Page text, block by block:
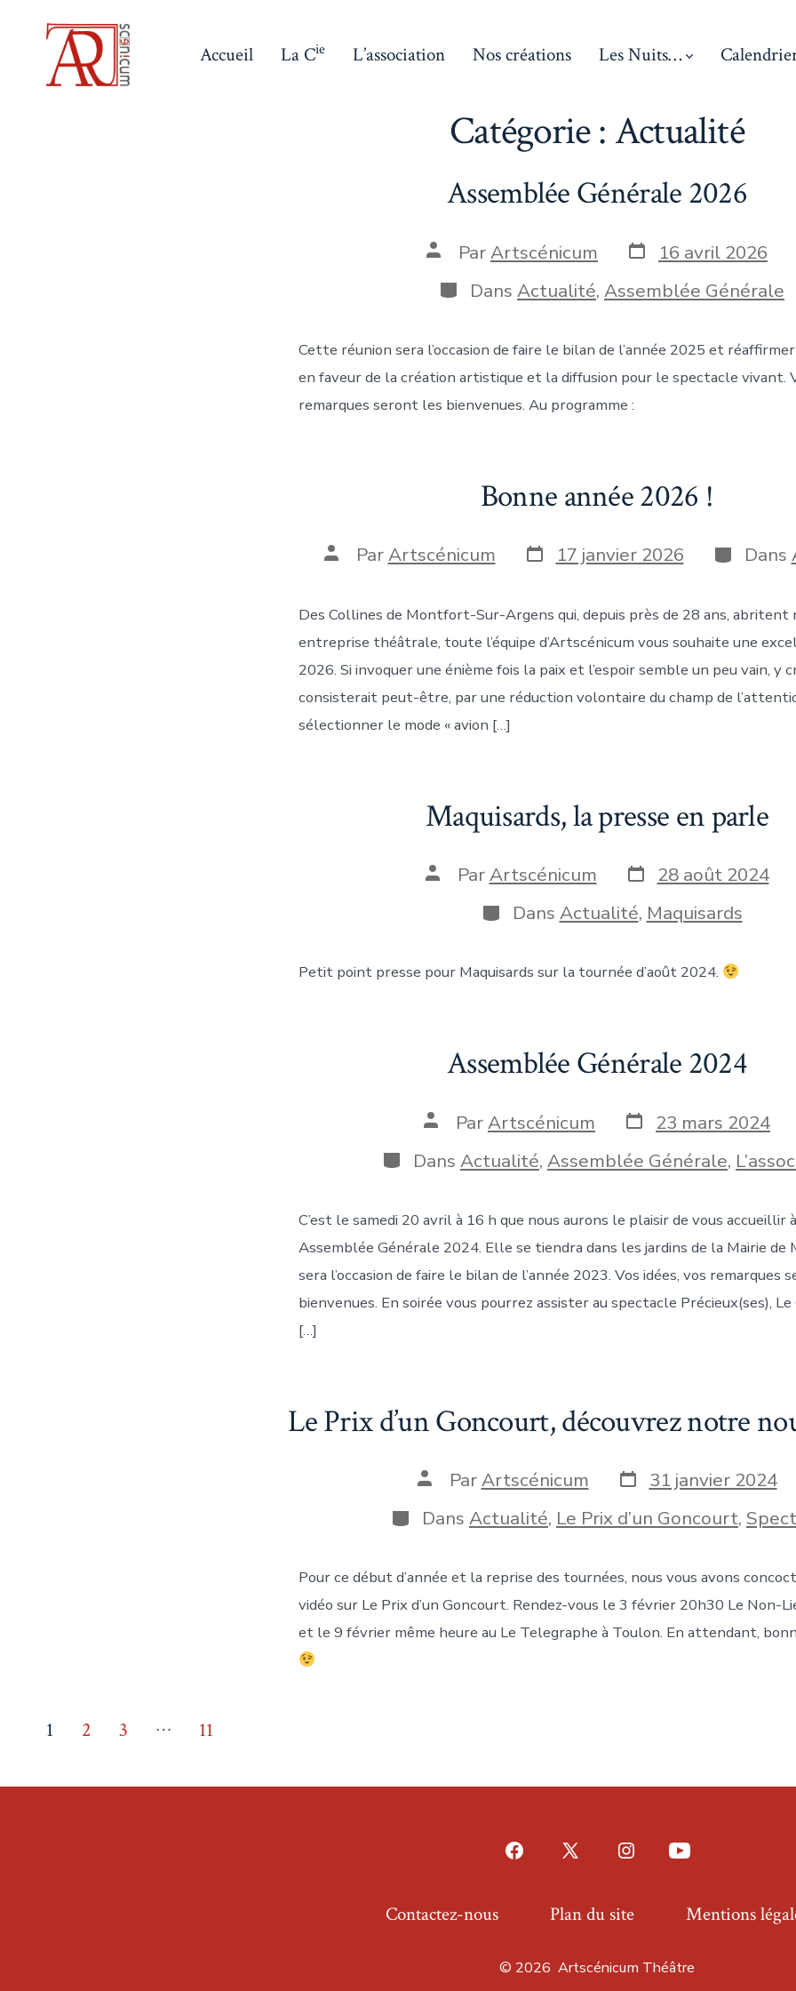
contenu
Accueil La Cie L’association Nos créations Les Nuits…
Catégorie :Actualité
Assemblée Générale 2026
Auteur
la
publication
ParArtscénicum Date
de
publication
16 avril 2026
Catégories
Dans Actualité, Assemblée Générale
Cette réunion sera l’occasion de faire le bilan de l’année 2025 et
en faveur de la création artistique et la diffusion pour le spectacle vivant.
remarques seront les bienvenues. Au programme :
Bonne année 2026 !
Auteur
publication
ParArtscénicum Date
de
17 janvier 2026 Dans
Des Collines de Montfort-Sur-Argens qui, depuis près de 28 ans,
entreprise théâtrale, toute l’équipe d’Artscénicum vous souhaite une
2026. Si invoquer une énième fois la paix et l’espoir semble un peu vain, y
consisterait peut-être, par une réduction volontaire du champ de
sélectionner le mode « avion […]
Maquisards, la presse en parle
Auteur
publication
ParArtscénicum Date
de
publication
28 août 2024
Catégories
Dans Actualité, Maquisards
Petit point presse pour Maquisards sur la tournée d’août 2024.
Assemblée Générale 2024
Auteur
la
publication
ParArtscénicum Date
de
publication
23 mars 2024
Catégories
Dans Actualité, Assemblée Générale,
C’est le samedi 20 avril à 16 h que nous aurons le plaisir de vous accueillir
Assemblée Générale 2024. Elle se tiendra dans les jardins de la Mairie
sera l’occasion de faire le bilan de l’année 2023. Vos idées, vos remarques
bienvenues. En soirée vous pourrez assister au spectacle Précieux(ses), Le
[…]
Le Prix d’un Goncourt, découvrez notre
Auteur
la
publication
ParArtscénicum Date
de
publication
31 janvier 2024
Catégories
Dans Actualité, Le Prix d’un Goncourt,
Pour ce début d’année et la reprise des tournées, nous vous avons
vidéo sur Le Prix d’un Goncourt. Rendez-vous le 3 février 20h30 Le Non-
et le 9 février même heure au Le Telegraphe à Toulon. En attendant,
Pagination
publications
1 2 3 … 11
Open
new
Open
in
new
Open
in
new
Open
in
new
Contactez-nous Plan du site Mentions
© 2026 Artscénicum Théâtre